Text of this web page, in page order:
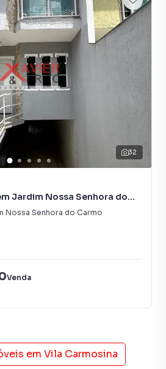
chance de vender ou alugar seu
também com um time de
treinados e uma central de
para atender proprietários e
32
Jardim Nossa Senhora do
Nossa Senhora do Carmo
Venda
em Vila Carmosina